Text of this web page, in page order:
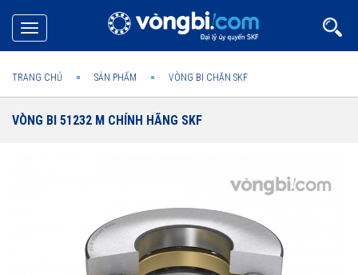
Toggle
navigation
TRANG CHỦ SẢN PHẨM VÒNG BI CHẶN SKF
VÒNG BI 51232 M CHÍNH HÃNG SKF